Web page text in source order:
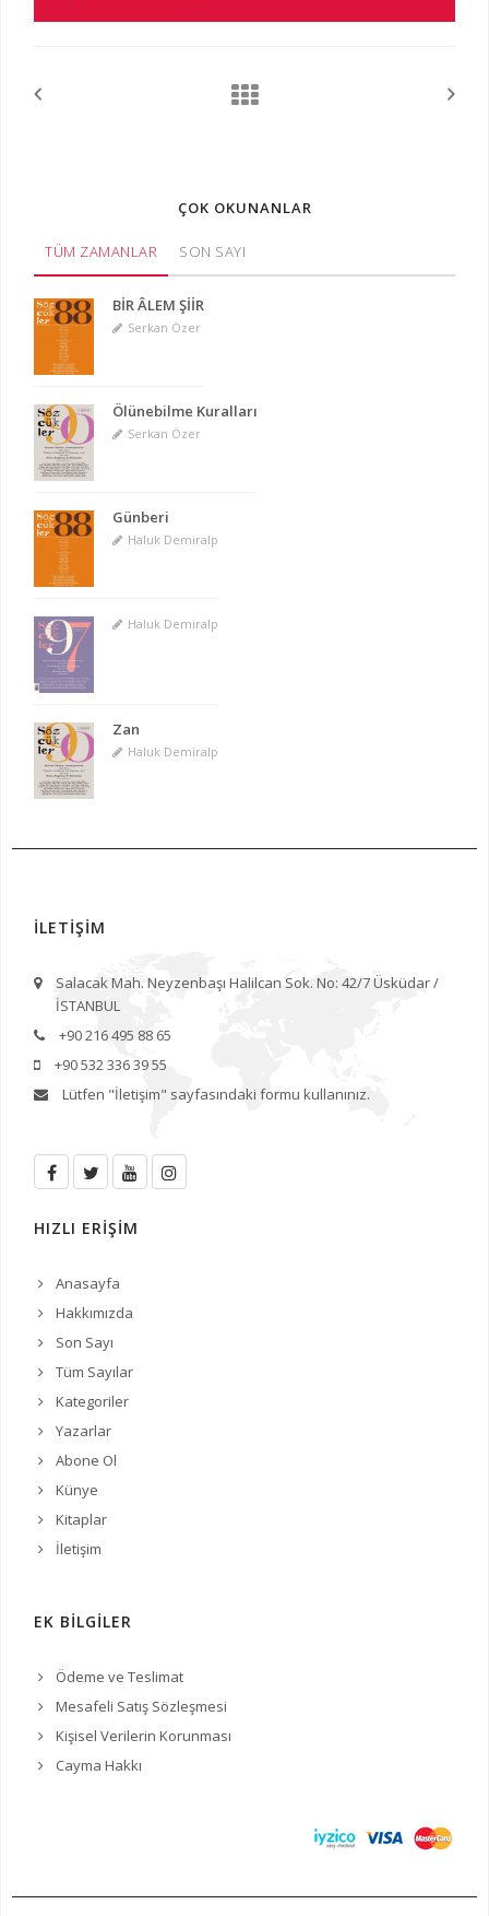
ÇOK OKUNANLAR
TÜM ZAMANLAR SON SAYI
BİR ÂLEM ŞİİR
Serkan Özer
Ölünebilme Kuralları
Serkan Özer
Günberi
Haluk Demiralp
Haluk Demiralp
Zan
Haluk Demiralp
İLETİŞİM
Salacak Mah. Neyzenbaşı Halilcan Sok. No: 42/7 Üsküdar /
İSTANBUL
+90 216 495 88 65
+90 532 336 39 55
Lütfen "İletişim" sayfasındaki formu kullanınız.
HIZLI ERİŞİM
Anasayfa
Hakkımızda
Son Sayı
Tüm Sayılar
Kategoriler
Yazarlar
Abone Ol
Künye
Kitaplar
İletişim
EK BİLGİLER
Ödeme ve Teslimat
Mesafeli Satış Sözleşmesi
Kişisel Verilerin Korunması
Cayma Hakkı